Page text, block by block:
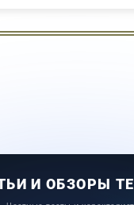
годаИ ОБЗОРЫ